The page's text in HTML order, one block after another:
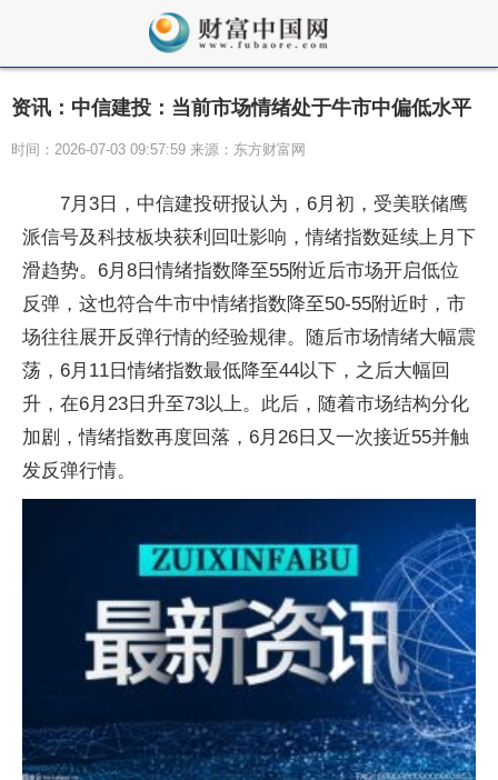
资讯：中信建投：当前市场情绪处于牛市中偏低水平
时间：2026-07-03 09:57:59 来源：东方财富网
7月3日，中信建投研报认为，6月初，受美联储鹰
派信号及科技板块获利回吐影响，情绪指数延续上月下
滑趋势。6月8日情绪指数降至55附近后市场开启低位
反弹，这也符合牛市中情绪指数降至50-55附近时，市
场往往展开反弹行情的经验规律。随后市场情绪大幅震
荡，6月11日情绪指数最低降至44以下，之后大幅回
升，在6月23日升至73以上。此后，随着市场结构分化
加剧，情绪指数再度回落，6月26日又一次接近55并触
发反弹行情。